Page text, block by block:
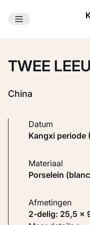
Ga naar
TWEE
China
Datum
Kangxi
Materiaal
Porselein
Afmetingen
2-delig: 25,5 ×